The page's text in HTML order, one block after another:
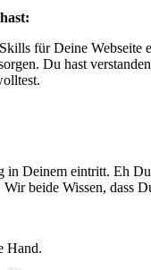
für Deine
Du hast
Deinem eintritt. Eh
beide Wissen, dass
Hand.